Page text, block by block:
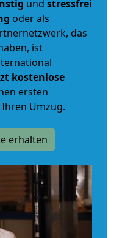
und stressfrei
oder als
das
ist
kostenlose
ersten
Umzug.
erhalten